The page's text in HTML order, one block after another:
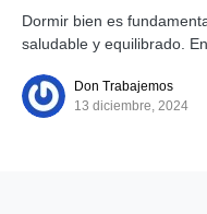
Dormir bien es
saludable y equilibrado.
Don Trabajemos
13 diciembre, 2024